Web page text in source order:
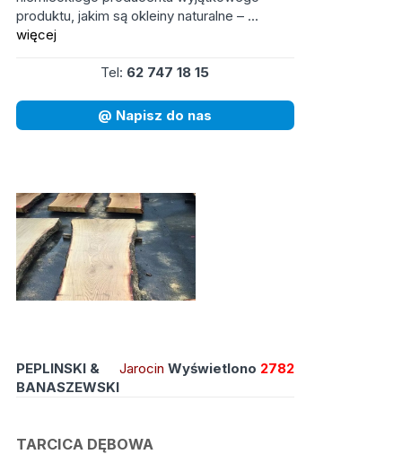
produktu, jakim są okleiny naturalne – ...
więcej
Tel: 62 747 18 15
@ Napisz do nas
PEPLINSKI &
BANASZEWSKI
Jarocin Wyświetlono 2782
TARCICA DĘBOWA